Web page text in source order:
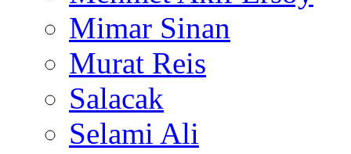
Mimar Sinan
Murat Reis
Salacak
Selami Ali